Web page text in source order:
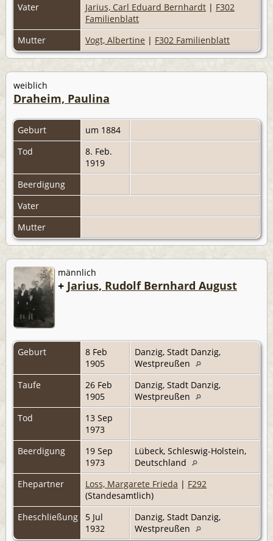
Vater
Jarius, Carl Eduard Bernhardt | F302
Familienblatt
Mutter
Vogt, Albertine | F302 Familienblatt
weiblich
Draheim, Paulina
Geburt
um 1884
Tod
8. Feb.
1919
Beerdigung
Vater
Mutter
männlich
+ Jarius, Rudolf Bernhard August
Geburt
8 Feb
1905
Danzig, Stadt Danzig,
Westpreußen
Taufe
26 Feb
1905
Danzig, Stadt Danzig,
Westpreußen
Tod
13 Sep
1973
Beerdigung
19 Sep
1973
Lübeck, Schleswig-Holstein,
Deutschland
Ehepartner
Loss, Margarete Frieda | F292
(Standesamtlich)
Eheschließung
5 Jul
1932
Danzig, Stadt Danzig,
Westpreußen